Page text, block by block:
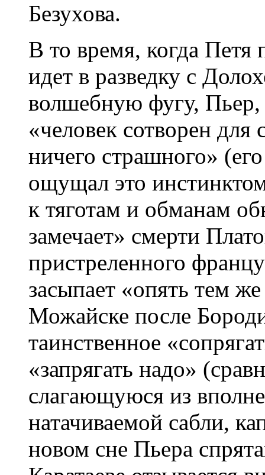
Безухова.
В то время, когда Петя
идет в разведку с
волшебную фугу, Пьер,
«человек сотворен для
ничего страшного»
ощущал это
к тяготам и обманам
замечает» смерти
пристреленного
засыпает «опять тем
Можайске после
таинственное
«запрягать надо»
слагающуюся из
натачиваемой сабли,
новом сне Пьера